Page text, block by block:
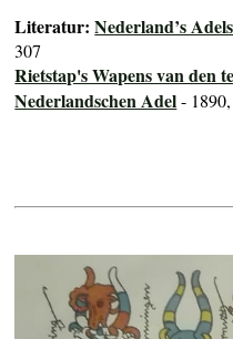
Literatur:Nederland’s
307
Rietstap's Wapens van den
Nederlandschen Adel-